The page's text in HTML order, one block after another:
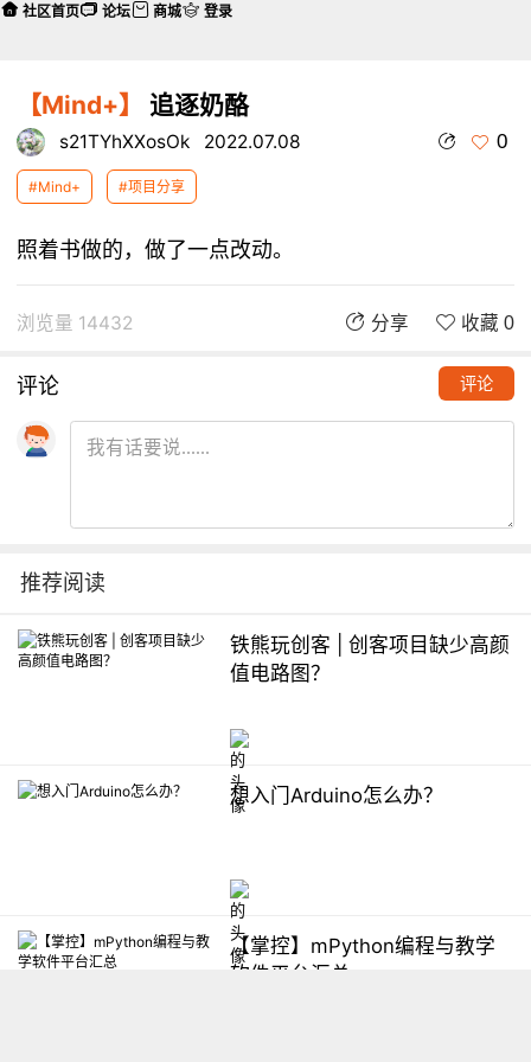
【Mind+】 追逐奶酪
s21TYhXXosOk 2022.07.08 0
#Mind+ #项目分享
照着书做的，做了一点改动。
浏览量 14432 分享 收藏 0
评论 评论
推荐阅读
铁熊玩创客 | 创客项目缺少高颜
值电路图？
想入门Arduino怎么办？
【掌控】mPython编程与教学
软件平台汇总
社区首页 论坛 商城 登录